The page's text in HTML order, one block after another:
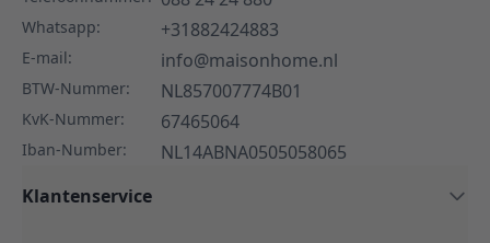
Whatsapp: +31882424883
E-mail: info@maisonhome.nl
BTW-Nummer: NL857007774B01
KvK-Nummer: 67465064
Iban-Number:
NL14ABNA0505058065
Klantenservice